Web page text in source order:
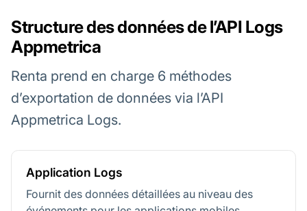
Structure des données de l’API Logs
Appmetrica
Renta prend en charge 6 méthodes
d’exportation de données via l’API
Appmetrica Logs.
Application Logs
Fournit des données détaillées au niveau des